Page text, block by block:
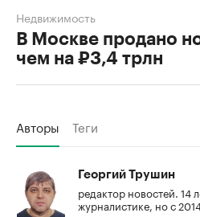
В Москве продано
чем на ₽3,4 трлн
Недвижимость
Авторы Теги
Георгий Трушин
редактор новостей. 14
журналистике, но с